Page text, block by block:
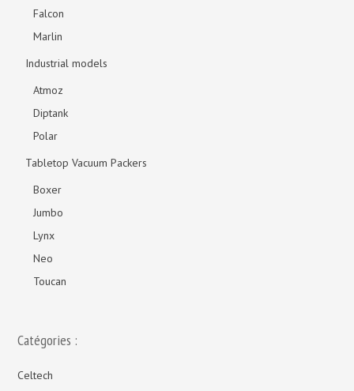
Falcon
Marlin
Industrial models
Atmoz
Diptank
Polar
Tabletop Vacuum Packers
Boxer
Jumbo
Lynx
Neo
Toucan
Catégories :
Celtech